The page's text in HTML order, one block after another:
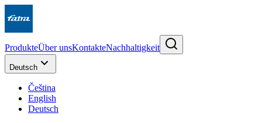
ProdukteÜber unsKontakteNachhaltigkeit
Deutsch
Čeština
English
Deutsch